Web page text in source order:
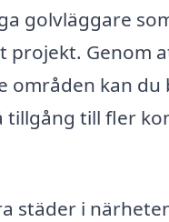
golvläggare
projekt. Genom
områden kan
tillgång till fler
städer i